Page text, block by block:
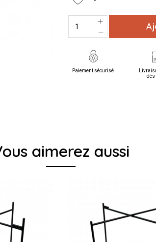
Paiement sécurisé
dès
aimerez aussi